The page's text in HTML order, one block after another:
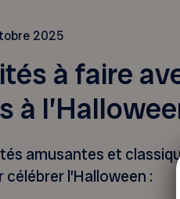
2025
à faire
à
amusantes et
l’Halloween :